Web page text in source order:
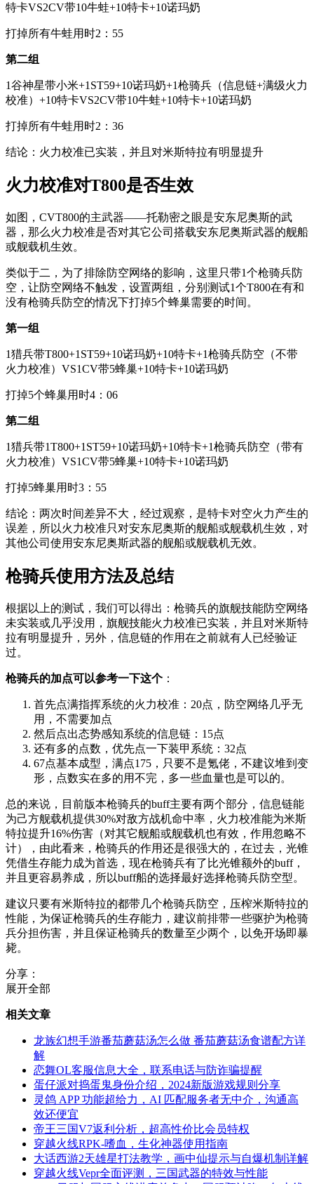
特卡VS2CV带10牛蛙+10特卡+10诺玛奶
打掉所有牛蛙用时2：55
第二组
1谷神星带小米+1ST59+10诺玛奶+1枪骑兵（信息链+满级火力
校准）+10特卡VS2CV带10牛蛙+10特卡+10诺玛奶
打掉所有牛蛙用时2：36
结论：火力校准已实装，并且对米斯特拉有明显提升
火力校准对T800是否生效
如图，CVT800的主武器——托勒密之眼是安东尼奥斯的武
器，那么火力校准是否对其它公司搭载安东尼奥斯武器的舰船
或舰载机生效。
类似于二，为了排除防空网络的影响，这里只带1个枪骑兵防
空，让防空网络不触发，设置两组，分别测试1个T800在有和
没有枪骑兵防空的情况下打掉5个蜂巢需要的时间。
第一组
1猎兵带T800+1ST59+10诺玛奶+10特卡+1枪骑兵防空（不带
火力校准）VS1CV带5蜂巢+10特卡+10诺玛奶
打掉5个蜂巢用时4：06
第二组
1猎兵带1T800+1ST59+10诺玛奶+10特卡+1枪骑兵防空（带有
火力校准）VS1CV带5蜂巢+10特卡+10诺玛奶
打掉5蜂巢用时3：55
结论：两次时间差异不大，经过观察，是特卡对空火力产生的
误差，所以火力校准只对安东尼奥斯的舰船或舰载机生效，对
其他公司使用安东尼奥斯武器的舰船或舰载机无效。
枪骑兵使用方法及总结
根据以上的测试，我们可以得出：枪骑兵的旗舰技能防空网络
未实装或几乎没用，旗舰技能火力校准已实装，并且对米斯特
拉有明显提升，另外，信息链的作用在之前就有人已经验证
过。
枪骑兵的加点可以参考一下这个 ：
首先点满指挥系统的火力校准：20点，防空网络几乎无
用，不需要加点
然后点出态势感知系统的信息链：15点
还有多的点数，优先点一下装甲系统：32点
67点基本成型，满点175，只要不是氪佬，不建议堆到变
形，点数实在多的用不完，多一些血量也是可以的。
总的来说，目前版本枪骑兵的buff主要有两个部分，信息链能
为己方舰载机提供30%对敌方战机命中率，火力校准能为米斯
特拉提升16%伤害（对其它舰船或舰载机也有效，作用忽略不
计），由此看来，枪骑兵的作用还是很强大的，在过去，光锥
凭借生存能力成为首选，现在枪骑兵有了比光锥额外的buff，
并且更容易养成，所以buff船的选择最好选择枪骑兵防空型。
建议只要有米斯特拉的都带几个枪骑兵防空，压榨米斯特拉的
性能，为保证枪骑兵的生存能力，建议前排带一些驱护为枪骑
兵分担伤害，并且保证枪骑兵的数量至少两个，以免开场即暴
毙。
分享：
展开全部
相关文章
龙族幻想手游番茄蘑菇汤怎么做 番茄蘑菇汤食谱配方详
解
恋舞OL客服信息大全，联系电话与防诈骗提醒
蛋仔派对捣蛋鬼身份介绍，2024新版游戏规则分享
灵鸽 APP 功能超给力，AI 匹配服务者无中介，沟通高
效还便宜
帝王三国V7返利分析，超高性价比会员特权
穿越火线RPK-嗜血，生化神器使用指南
大话西游2天雄星打法教学，画中仙提示与自爆机制详解
穿越火线Vepr全面评测，三国武器的特效与性能